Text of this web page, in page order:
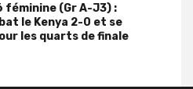
féminine (Gr A-J3) :
bat le Kenya 2-0 et se
les quarts de finale